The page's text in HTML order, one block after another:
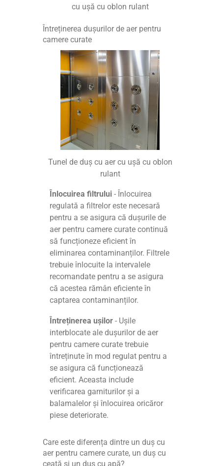
cu ușă cu oblon rulant
Întreținerea dușurilor de aer pentru
camere curate
Tunel de duș cu aer cu ușă cu oblon
rulant
Înlocuirea filtrului - Înlocuirea
regulată a filtrelor este necesară
pentru a se asigura că dușurile de
aer pentru camere curate continuă
să funcționeze eficient în
eliminarea contaminanților. Filtrele
trebuie înlocuite la intervalele
recomandate pentru a se asigura
că acestea rămân eficiente în
captarea contaminanților.
Întreținerea ușilor - Ușile
interblocate ale dușurilor de aer
pentru camere curate trebuie
întreținute în mod regulat pentru a
se asigura că funcționează
eficient. Aceasta include
verificarea garniturilor și a
balamalelor și înlocuirea oricăror
piese deteriorate.
Care este diferența dintre un duș cu
aer pentru camere curate, un duș cu
ceață și un duș cu apă?